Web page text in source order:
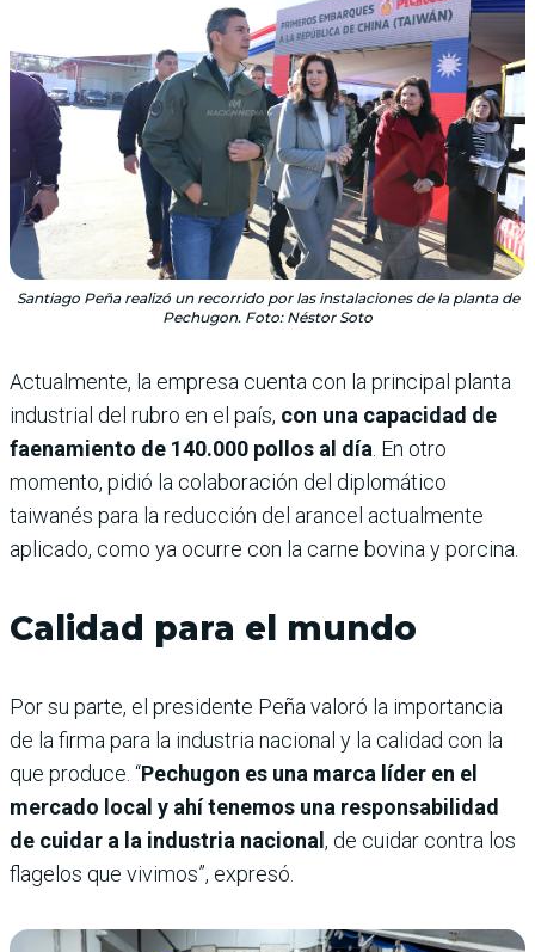
Santiago Peña realizó un recorrido por las instalaciones de la planta de
Pechugon. Foto: Néstor Soto
Actualmente, la empresa cuenta con la principal planta
industrial del rubro en el país, con una capacidad de
faenamiento de 140.000 pollos al día . En otro
momento, pidió la colaboración del diplomático
taiwanés para la reducción del arancel actualmente
aplicado, como ya ocurre con la carne bovina y porcina.
Calidad para el mundo
Por su parte, el presidente Peña valoró la importancia
de la firma para la industria nacional y la calidad con la
que produce. “Pechugon es una marca líder en el
mercado local y ahí tenemos una responsabilidad
de cuidar a la industria nacional , de cuidar contra los
flagelos que vivimos”, expresó.